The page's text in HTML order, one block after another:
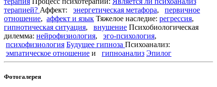
терапией? Аффект: энергетическая метафора, первичное
отношение, аффект и язык Тяжелое наследие: регрессия,
гипнотическая ситуация, внушение Психобиологическая
дилемма: нейрофизиология, эго-психология,
психофизиология Будущее гипноза Психоанализ:
эмпатическое отношение и гипноанализ Эпилог
Фотогалерея